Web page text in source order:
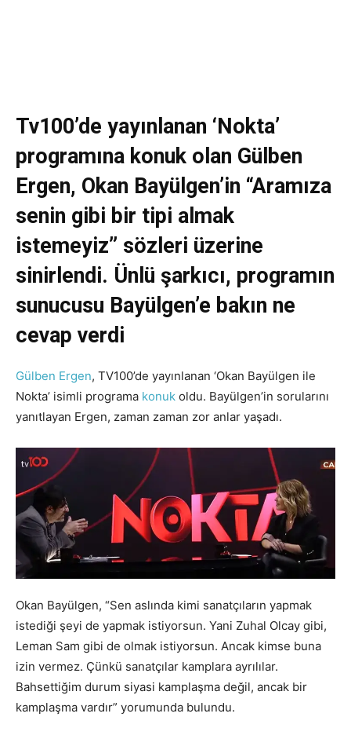
Tv100’de yayınlanan ‘Nokta’
programına konuk olan Gülben
Ergen, Okan Bayülgen’in “Aramıza
senin gibi bir tipi almak
istemeyiz” sözleri üzerine
sinirlendi. Ünlü şarkıcı, programın
sunucusu Bayülgen’e bakın ne
cevap verdi
Gülben Ergen, TV100’de yayınlanan ‘Okan Bayülgen ile
Nokta’ isimli programa konuk oldu. Bayülgen’in sorularını
yanıtlayan Ergen, zaman zaman zor anlar yaşadı.
Okan Bayülgen, “Sen aslında kimi sanatçıların yapmak
istediği şeyi de yapmak istiyorsun. Yani Zuhal Olcay gibi,
Leman Sam gibi de olmak istiyorsun. Ancak kimse buna
izin vermez. Çünkü sanatçılar kamplara ayrılılar.
Bahsettiğim durum siyasi kamplaşma değil, ancak bir
kamplaşma vardır” yorumunda bulundu.